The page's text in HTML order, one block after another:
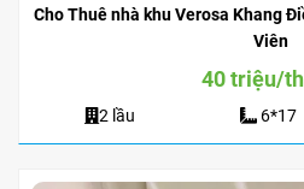
Cho Thuê nhà khu Verosa Khang
Viên
40 triệu/
2 lầu 6*17